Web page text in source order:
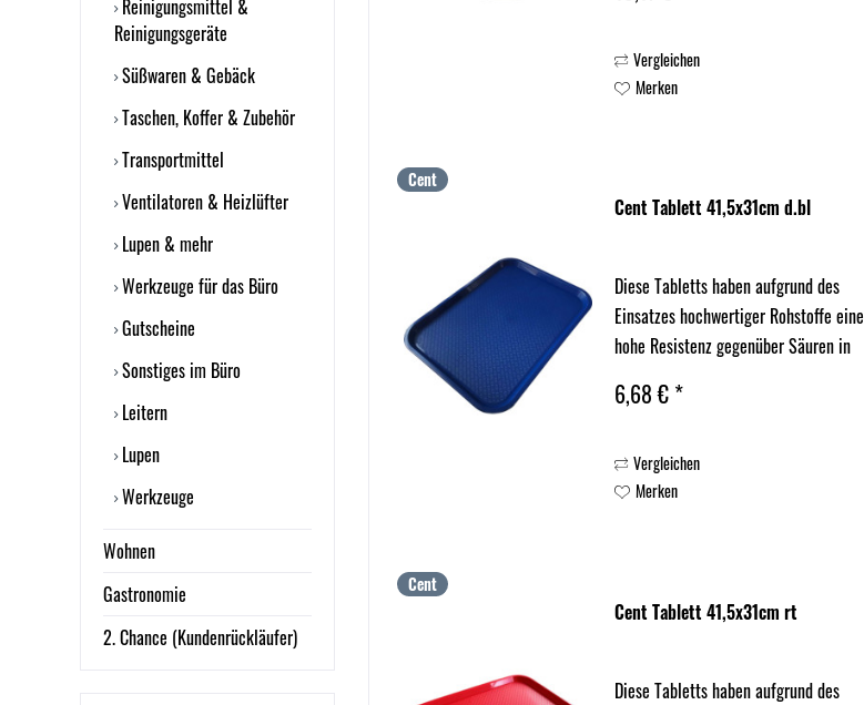
Reinigungsmittel &
Reinigungsgeräte
Süßwaren & Gebäck
Taschen, Koffer & Zubehör
Transportmittel
Ventilatoren & Heizlüfter
Lupen & mehr
Werkzeuge für das Büro
Gutscheine
Sonstiges im Büro
Leitern
Lupen
Werkzeuge
Wohnen
Gastronomie
2. Chance (Kundenrückläufer)
Vergleichen
Merken
Cent
Cent Tablett 41,5x31cm d.bl
Diese Tabletts haben aufgrund des
Einsatzes hochwertiger Rohstoffe eine
hohe Resistenz gegenüber Säuren in
Speisen und besitzen dadurch eine
6,68 € *
Vergleichen
Merken
Cent
Cent Tablett 41,5x31cm rt
Diese Tabletts haben aufgrund des